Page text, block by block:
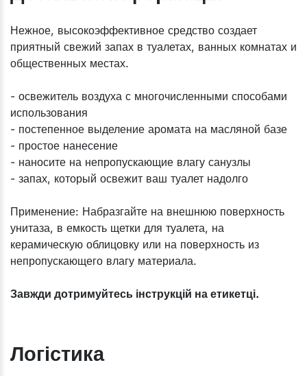
​Нежное, высокоэффективное средство создает
приятный свежий запах в туалетах, ванных комнатах и
общественных местах.
- освежитель воздуха с многочисленными способами
использования
- постепенное выделение аромата на масляной базе
- простое нанесение
- наносите на непропускающие влагу санузлы
- запах, который освежит ваш туалет надолго
Применение: Набразгайте на внешнюю поверхность
унитаза, в емкость щетки для туалета, на
керамическую облицовку или на поверхность из
непропускающего влагу материала.
Завжди дотримуйтесь інструкцій на етикетці.
Логістика